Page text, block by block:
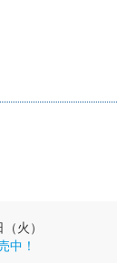
火）
中！